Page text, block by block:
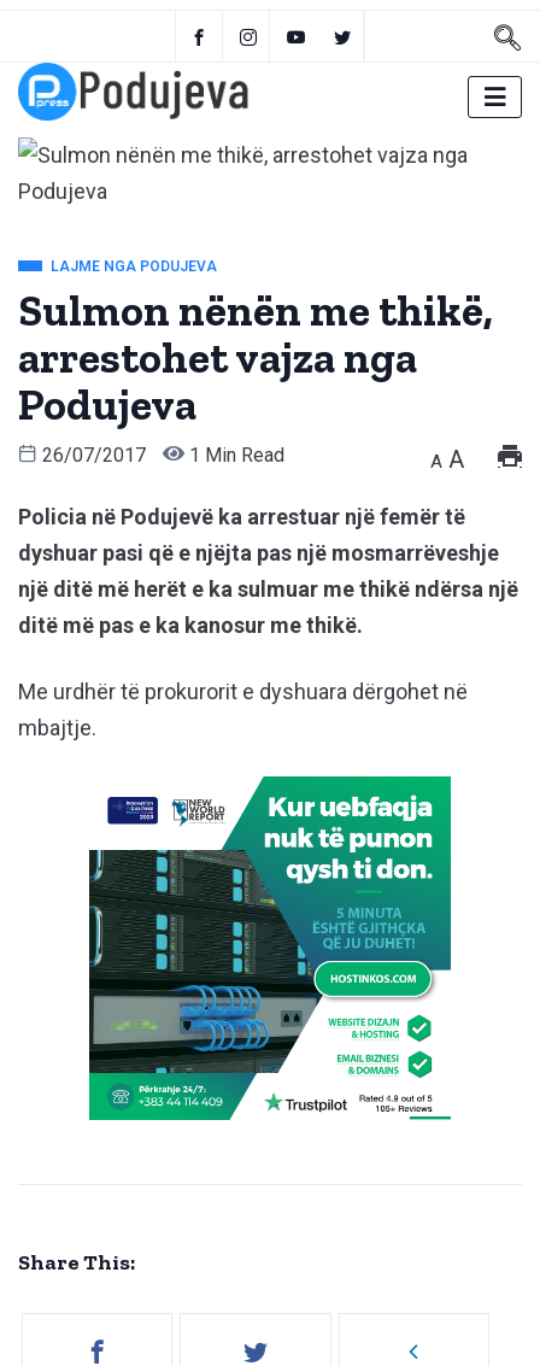
LAJME NGA PODUJEVA
Sulmon nënën me thikë,
arrestohet vajza nga
Podujeva
26/07/2017 1 Min Read A A
Policia në Podujevë ka arrestuar një femër të
dyshuar pasi që e njëjta pas një mosmarrëveshje
një ditë më herët e ka sulmuar me thikë ndërsa një
ditë më pas e ka kanosur me thikë.
Me urdhër të prokurorit e dyshuara dërgohet në
mbajtje.
Share This: